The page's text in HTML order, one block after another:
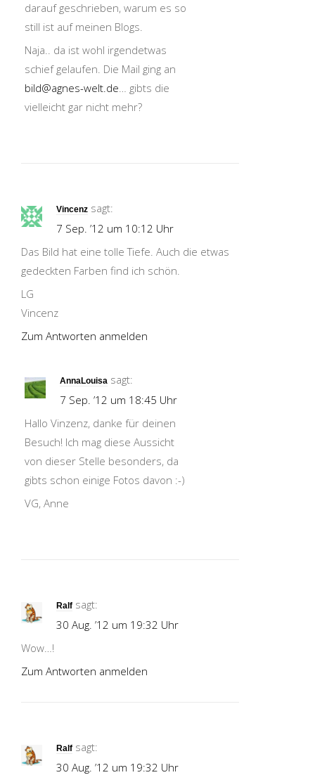
darauf geschrieben, warum es so
still ist auf meinen Blogs.
Naja.. da ist wohl irgendetwas
schief gelaufen. Die Mail ging an
bild@agnes-welt.de… gibts die
vielleicht gar nicht mehr?
Vincenz sagt:
7 Sep. ’12 um 10:12 Uhr
Das Bild hat eine tolle Tiefe. Auch die etwas
gedeckten Farben find ich schön.
LG
Vincenz
Zum Antworten anmelden
AnnaLouisa sagt:
7 Sep. ’12 um 18:45 Uhr
Hallo Vinzenz, danke für deinen
Besuch! Ich mag diese Aussicht
von dieser Stelle besonders, da
gibts schon einige Fotos davon :-)
VG, Anne
Ralf sagt:
30 Aug. ’12 um 19:32 Uhr
Wow…!
Zum Antworten anmelden
Ralf sagt:
30 Aug. ’12 um 19:32 Uhr